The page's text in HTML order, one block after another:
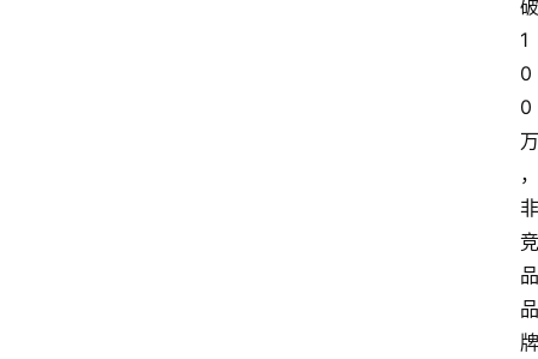
破
1
0
0
万
，
非
竞
品
品
牌